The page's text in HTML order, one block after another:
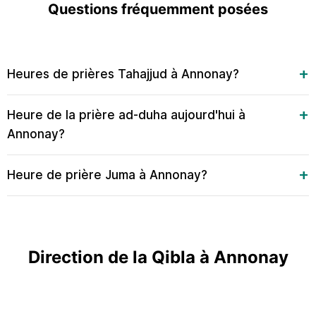
Questions fréquemment posées
Heures de prières Tahajjud à Annonay?
Heure de la prière ad-duha aujourd'hui à
Annonay?
Heure de prière Juma à Annonay?
Direction de la Qibla à Annonay